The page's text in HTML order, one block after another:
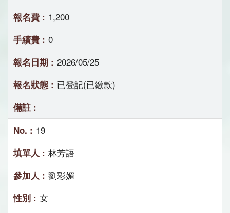
1,200
0
2026/05/25
已登記(已繳款)
19
林芳語
劉彩媚
女